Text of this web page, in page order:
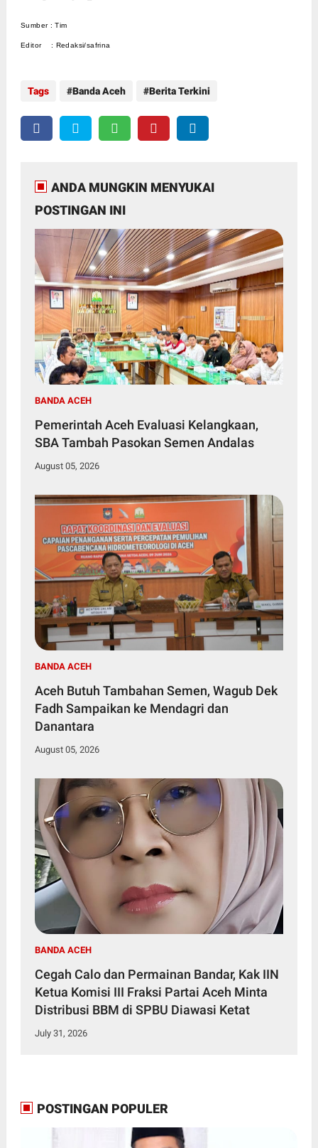
Sumber : Tim
Editor : Redaksi/safrina
Tags Banda Aceh Berita Terkini
ANDA MUNGKIN MENYUKAI
POSTINGAN INI
BANDA ACEH
Pemerintah Aceh Evaluasi Kelangkaan,
SBA Tambah Pasokan Semen Andalas
August 05, 2026
BANDA ACEH
Aceh Butuh Tambahan Semen, Wagub Dek
Fadh Sampaikan ke Mendagri dan
Danantara
August 05, 2026
BANDA ACEH
Cegah Calo dan Permainan Bandar, Kak IIN
Ketua Komisi III Fraksi Partai Aceh Minta
Distribusi BBM di SPBU Diawasi Ketat
July 31, 2026
POSTINGAN POPULER